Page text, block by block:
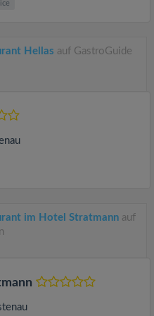
Hellas auf GastroGuide
im Hotel Stratmann auf